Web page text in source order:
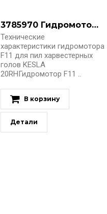
3785970 Гидромотор F11-019-SB-CS-K-000-0000-B0
Технические
характеристики гидромотора
F11 для пил харвестерных
голов KESLA
20RHГидромотор F11 ..
В корзину
Детали